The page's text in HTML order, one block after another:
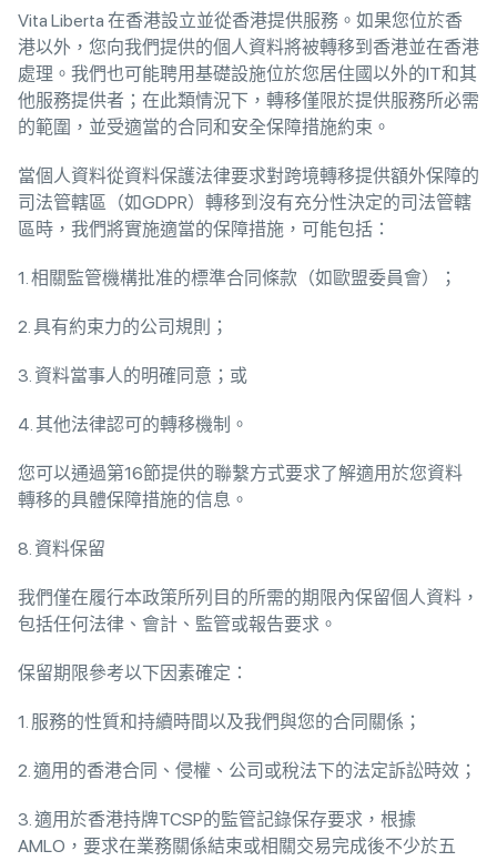
Vita Liberta 在香港設立並從香港提供服務。如果您位於香
港以外，您向我們提供的個人資料將被轉移到香港並在香港
處理。我們也可能聘用基礎設施位於您居住國以外的IT和其
他服務提供者；在此類情況下，轉移僅限於提供服務所必需
的範圍，並受適當的合同和安全保障措施約束。
當個人資料從資料保護法律要求對跨境轉移提供額外保障的
司法管轄區（如GDPR）轉移到沒有充分性決定的司法管轄
區時，我們將實施適當的保障措施，可能包括：
1. 相關監管機構批准的標準合同條款（如歐盟委員會）；
2. 具有約束力的公司規則；
3. 資料當事人的明確同意；或
4. 其他法律認可的轉移機制。
您可以通過第16節提供的聯繫方式要求了解適用於您資料
轉移的具體保障措施的信息。
8. 資料保留
我們僅在履行本政策所列目的所需的期限內保留個人資料，
包括任何法律、會計、監管或報告要求。
保留期限參考以下因素確定：
1. 服務的性質和持續時間以及我們與您的合同關係；
2. 適用的香港合同、侵權、公司或稅法下的法定訴訟時效；
3. 適用於香港持牌TCSP的監管記錄保存要求，根據
AMLO，要求在業務關係結束或相關交易完成後不少於五